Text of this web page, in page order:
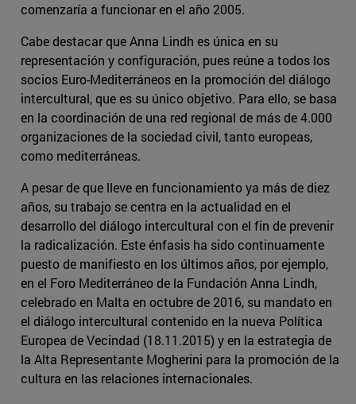
comenzaría a funcionar en el año 2005.
Cabe destacar que Anna Lindh es única en su
representación y configuración, pues reúne a todos los
socios Euro-Mediterráneos en la promoción del diálogo
intercultural, que es su único objetivo. Para ello, se basa
en la coordinación de una red regional de más de 4.000
organizaciones de la sociedad civil, tanto europeas,
como mediterráneas.
A pesar de que lleve en funcionamiento ya más de diez
años, su trabajo se centra en la actualidad en el
desarrollo del diálogo intercultural con el fin de prevenir
la radicalización. Este énfasis ha sido continuamente
puesto de manifiesto en los últimos años, por ejemplo,
en el Foro Mediterráneo de la Fundación Anna Lindh,
celebrado en Malta en octubre de 2016, su mandato en
el diálogo intercultural contenido en la nueva Política
Europea de Vecindad (18.11.2015) y en la estrategia de
la Alta Representante Mogherini para la promoción de la
cultura en las relaciones internacionales.